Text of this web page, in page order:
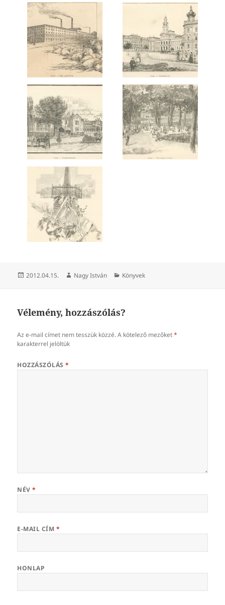
Közzétéve
2012.04.15. Szerző
Nagy István Kategória
Könyvek
Vélemény, hozzászólás?
Az e-mail címet nem tesszük közzé. A kötelező mezőket*
karakterrel jelöltük
HOZZÁSZÓLÁS*
NÉV*
E-MAIL CÍM *
HONLAP